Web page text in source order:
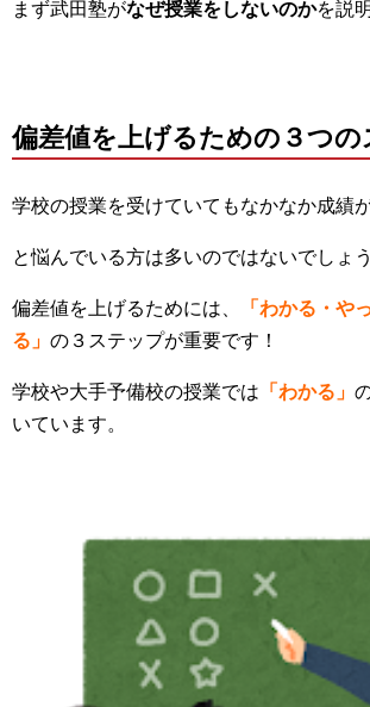
まず武田塾がなぜ授業をしないのかを説
偏差値を上げるための３つ
学校の授業を受けていてもなかなか成績
と悩んでいる方は多いのではないでしょう
偏差値を上げるためには、
「わかる・や
る」 の３ステップが重要です！
学校や大手予備校の授業では 「わかる」
いています。